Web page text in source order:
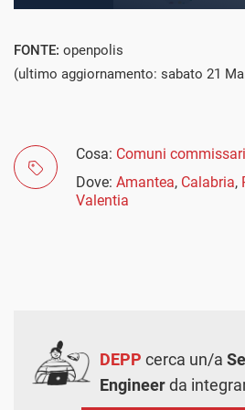
FONTE: openpolis
(ultimo aggiornamento: sabato 21
Cosa: Comuni
Dove: Amantea, Calabria,
Valentia
DEPP cerca un/a
Engineerda